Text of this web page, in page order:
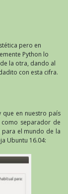
pero en
Python lo
la otra, dando al
con esta cifra.
que en nuestro país
separador de
para el mundo de la
Ubuntu 16.04: